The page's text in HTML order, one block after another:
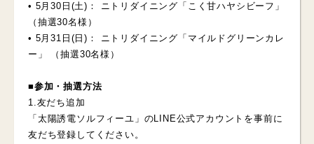
• 5月30日(土)： ニトリダイニング「こく甘ハヤシビーフ」
（抽選30名様）
• 5月31日(日)： ニトリダイニング「マイルドグリーンカレ
ー」 （抽選30名様）
■参加・抽選方法
1.友だち追加
「太陽誘電ソルフィーユ」のLINE公式アカウントを事前に
友だち登録してください。